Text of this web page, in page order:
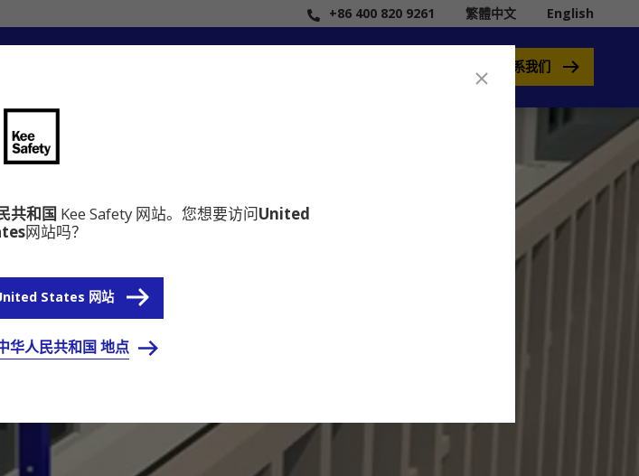
+86 400 820 9261 繁體中文 English
联系我们
共和国 Kee Safety 网站。您想要访问United
网站吗？
States 网站
华人民共和国 地点